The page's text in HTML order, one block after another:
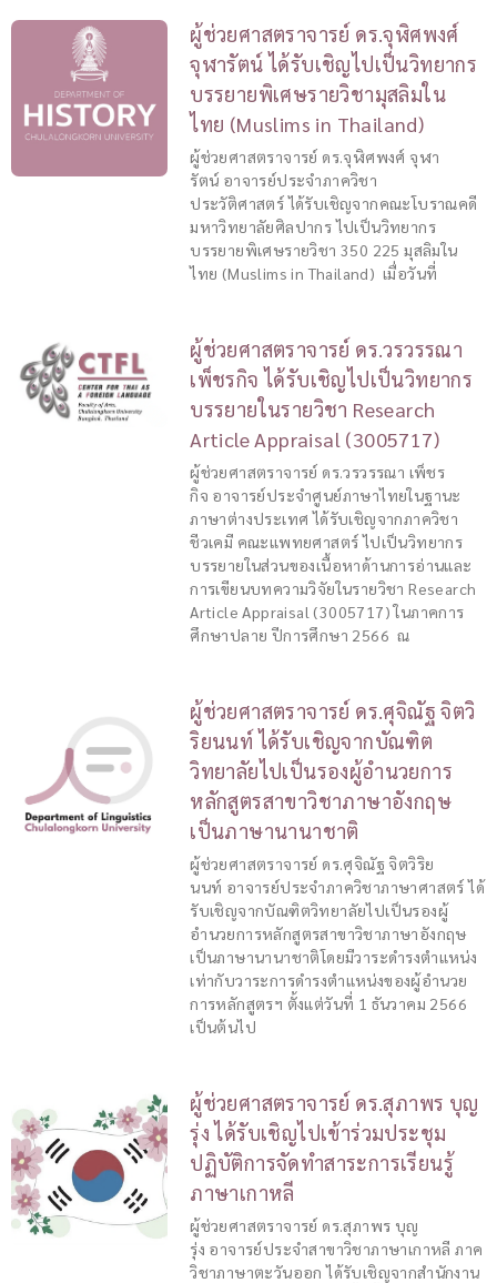
ผู้ช่วยศาสตราจารย์ ดร.จุฬิศพงศ์
จุฬารัตน์ ได้รับเชิญไปเป็นวิทยากร
บรรยายพิเศษรายวิชามุสลิมใน
ไทย (Muslims in Thailand)
ผู้ช่วยศาสตราจารย์ ดร.จุฬิศพงศ์ จุฬา
รัตน์ อาจารย์ประจำภาควิชา
ประวัติศาสตร์ ได้รับเชิญจากคณะโบราณคดี
มหาวิทยาลัยศิลปากร ไปเป็นวิทยากร
บรรยายพิเศษรายวิชา 350 225 มุสลิมใน
ไทย (Muslims in Thailand) เมื่อวันที่
ผู้ช่วยศาสตราจารย์ ดร.วรวรรณา
เพ็ชรกิจ ได้รับเชิญไปเป็นวิทยากร
บรรยายในรายวิชา Research
Article Appraisal (3005717)
ผู้ช่วยศาสตราจารย์ ดร.วรวรรณา เพ็ชร
กิจ อาจารย์ประจำศูนย์ภาษาไทยในฐานะ
ภาษาต่างประเทศ ได้รับเชิญจากภาควิชา
ชีวเคมี คณะแพทยศาสตร์ ไปเป็นวิทยากร
บรรยายในส่วนของเนื้อหาด้านการอ่านและ
การเขียนบทความวิจัยในรายวิชา Research
Article Appraisal (3005717) ในภาคการ
ศึกษาปลาย ปีการศึกษา 2566 ณ
ผู้ช่วยศาสตราจารย์ ดร.ศุจิณัฐ จิตวิ
ริยนนท์ ได้รับเชิญจากบัณฑิต
วิทยาลัยไปเป็นรองผู้อำนวยการ
หลักสูตรสาขาวิชาภาษาอังกฤษ
เป็นภาษานานาชาติ
ผู้ช่วยศาสตราจารย์ ดร.ศุจิณัฐ จิตวิริย
นนท์ อาจารย์ประจำภาควิชาภาษาศาสตร์ ได้
รับเชิญจากบัณฑิตวิทยาลัยไปเป็นรองผู้
อำนวยการหลักสูตรสาขาวิชาภาษาอังกฤษ
เป็นภาษานานาชาติโดยมีวาระดำรงตำแหน่ง
เท่ากับวาระการดำรงตำแหน่งของผู้อำนวย
การหลักสูตรฯ ตั้งแต่วันที่ 1 ธันวาคม 2566
เป็นต้นไป
ผู้ช่วยศาสตราจารย์ ดร.สุภาพร บุญ
รุ่ง ได้รับเชิญไปเข้าร่วมประชุม
ปฏิบัติการจัดทำสาระการเรียนรู้
ภาษาเกาหลี
ผู้ช่วยศาสตราจารย์ ดร.สุภาพร บุญ
รุ่ง อาจารย์ประจำสาขาวิชาภาษาเกาหลี ภาค
วิชาภาษาตะวันออก ได้รับเชิญจากสำนักงาน